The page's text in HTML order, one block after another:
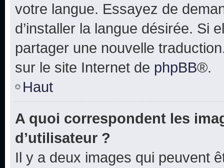
votre langue. Essayez de
d’installer la langue désirée. Si
partager une nouvelle
sur le site Internet de phpBB®.
Haut
A quoi correspondent les
d’utilisateur ?
Il y a deux images qui peuvent